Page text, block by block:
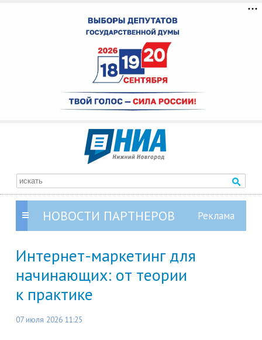
НОВОСТИ ПАРТНЕРОВ
Интернет-маркетинг для
начинающих: от теории
к практике
07 июля 2026 11:25